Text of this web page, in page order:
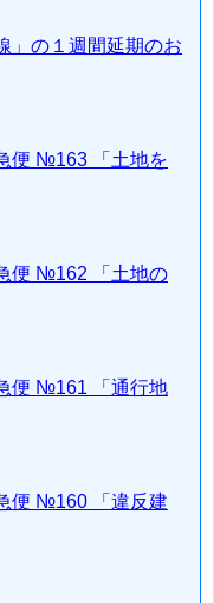
」の１週間延期のお
便 №163 「土地を
便 №162 「土地の
便 №161 「通行地
便 №160 「違反建